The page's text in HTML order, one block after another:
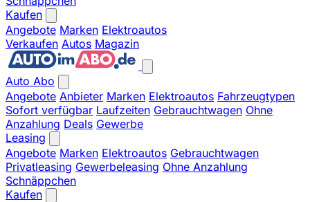
Kaufen
Angebote Marken Elektroautos
Verkaufen Autos Magazin
Auto Abo
Angebote Anbieter Marken Elektroautos Fahrzeugtypen
Sofort verfügbar Laufzeiten Gebrauchtwagen Ohne
Anzahlung Deals Gewerbe
Leasing
Angebote Marken Elektroautos Gebrauchtwagen
Privatleasing Gewerbeleasing Ohne Anzahlung
Schnäppchen
Kaufen